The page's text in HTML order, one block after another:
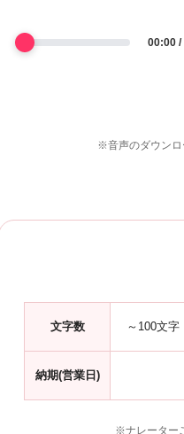
00:00
※音声のダウンロ
文字数 ～100文字
納期(営業日)
※ナレーター